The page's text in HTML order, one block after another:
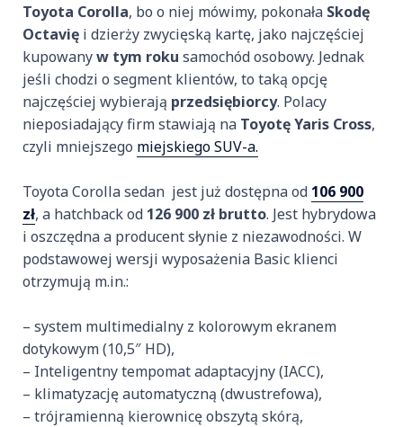
Toyota Corolla, bo o niej mówimy, pokonała Skodę
Octavię i dzierży zwycięską kartę, jako najczęściej
kupowanyw tym roku samochód osobowy. Jednak
jeśli chodzi o segment klientów, to taką opcję
najczęściej wybierają przedsiębiorcy. Polacy
nieposiadający firm stawiają na Toyotę Yaris Cross,
czyli mniejszego miejskiego SUV-a.
Toyota Corolla sedan jest już dostępna od 106 900
zł, a hatchback od 126 900 zł brutto. Jest hybrydowa
i oszczędna a producent słynie z niezawodności. W
podstawowej wersji wyposażenia Basic klienci
otrzymują m.in.:
– system multimedialny z kolorowym ekranem
dotykowym (10,5″ HD),
– Inteligentny tempomat adaptacyjny (IACC),
– klimatyzację automatyczną (dwustrefowa),
– trójramienną kierownicę obszytą skórą,